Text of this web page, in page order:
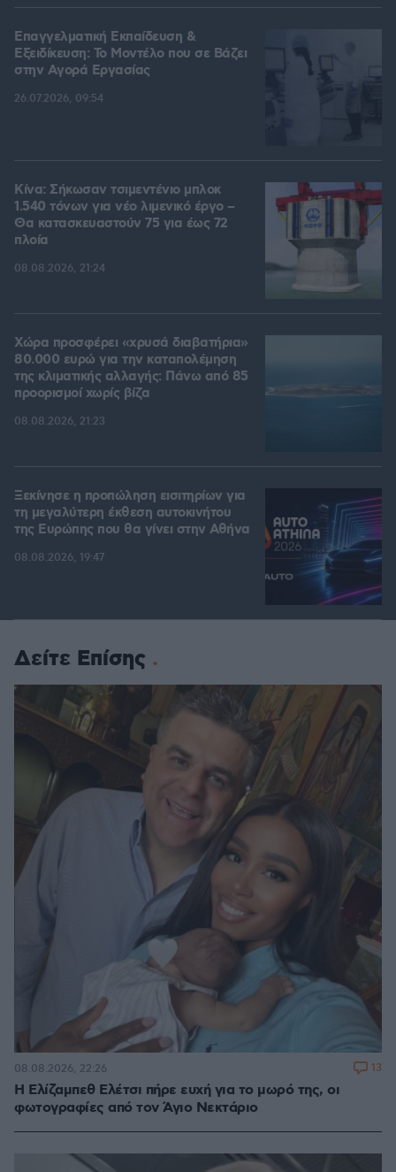
Επαγγελματική Εκπαίδευση &
Εξειδίκευση: Το Mοντέλο που σε Bάζει
στην Aγορά Eργασίας
26.07.2026, 09:54
Κίνα: Σήκωσαν τσιμεντένιο μπλοκ
1.540 τόνων για νέο λιμενικό έργο –
Θα κατασκευαστούν 75 για έως 72
πλοία
08.08.2026, 21:24
Χώρα προσφέρει «χρυσά διαβατήρια»
80.000 ευρώ για την καταπολέμηση
της κλιματικής αλλαγής: Πάνω από 85
προορισμοί χωρίς βίζα
08.08.2026, 21:23
Ξεκίνησε η προπώληση εισιτηρίων για
τη μεγαλύτερη έκθεση αυτοκινήτου
της Ευρώπης που θα γίνει στην Αθήνα
08.08.2026, 19:47
Δείτε Επίσης
Η Ελίζαμπεθ Ελέτσι πήρε ευχή για το μωρό της, οι
φωτογραφίες από τον Άγιο Νεκτάριο
08.08.2026, 22:26 13